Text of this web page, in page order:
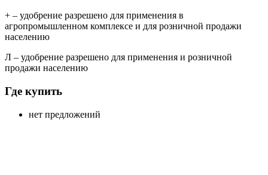
+ – удобрение разрешено для применения в
агропромышленном комплексе и для розничной продажи
населению
Л – удобрение разрешено для применения и розничной
продажи населению
Где купить
нет предложений